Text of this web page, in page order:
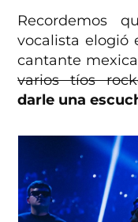
Recordemos
vocalista elogió
cantante
varios tíos
darle una